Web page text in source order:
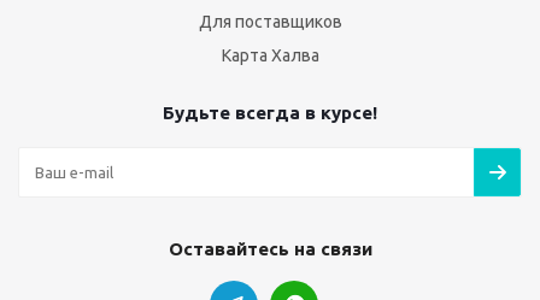
Для поставщиков
Карта Халва
Будьте всегда в курсе!
Оставайтесь на связи